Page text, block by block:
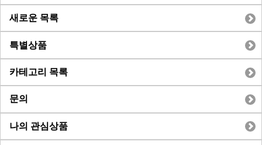
새로운 목록
특별상품
카테고리 목록
문의
나의 관심상품